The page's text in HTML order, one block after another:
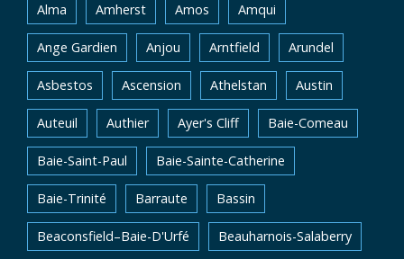
Alma Amherst Amos Amqui
Ange Gardien Anjou Arntfield Arundel
Asbestos Ascension Athelstan Austin
Auteuil Authier Ayer's Cliff Baie-Comeau
Baie-Saint-Paul Baie-Sainte-Catherine
Baie-Trinité Barraute Bassin
Beaconsfield–Baie-D'Urfé Beauharnois-Salaberry